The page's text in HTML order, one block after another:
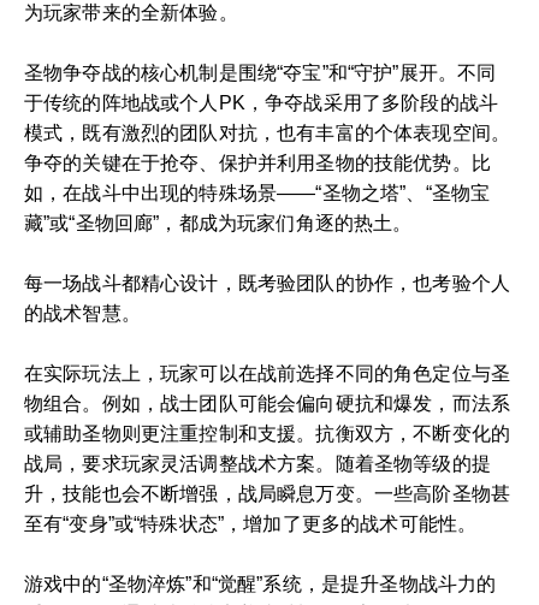
为玩家带来的全新体验。
圣物争夺战的核心机制是围绕“夺宝”和“守护”展开。不同
于传统的阵地战或个人PK，争夺战采用了多阶段的战斗
模式，既有激烈的团队对抗，也有丰富的个体表现空间。
争夺的关键在于抢夺、保护并利用圣物的技能优势。比
如，在战斗中出现的特殊场景——“圣物之塔”、“圣物宝
藏”或“圣物回廊”，都成为玩家们角逐的热土。
每一场战斗都精心设计，既考验团队的协作，也考验个人
的战术智慧。
在实际玩法上，玩家可以在战前选择不同的角色定位与圣
物组合。例如，战士团队可能会偏向硬抗和爆发，而法系
或辅助圣物则更注重控制和支援。抗衡双方，不断变化的
战局，要求玩家灵活调整战术方案。随着圣物等级的提
升，技能也会不断增强，战局瞬息万变。一些高阶圣物甚
至有“变身”或“特殊状态”，增加了更多的战术可能性。
游戏中的“圣物淬炼”和“觉醒”系统，是提升圣物战斗力的